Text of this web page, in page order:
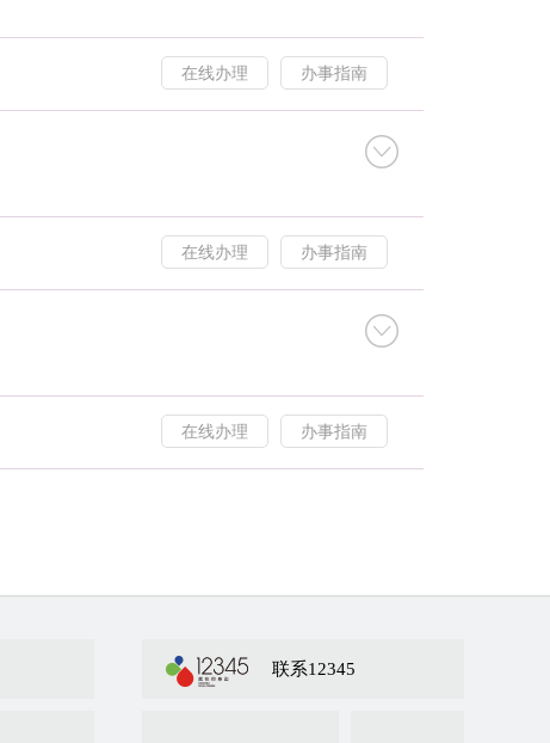
在线办理 办事指南
在线办理 办事指南
在线办理 办事指南
联系12345